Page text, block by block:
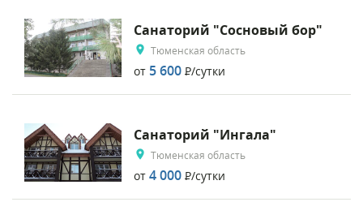
Санаторий "Сосновый бор"
Тюменская область
от 5 600 Р/сутки
Санаторий "Ингала"
Тюменская область
от 4 000 Р/сутки